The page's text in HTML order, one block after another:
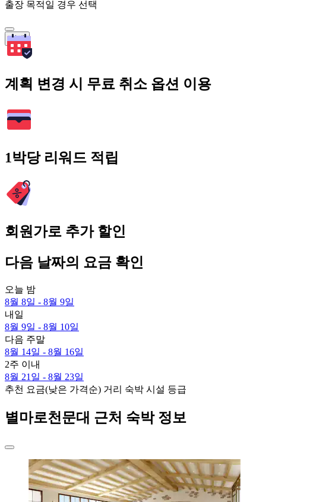
출장 목적일 경우 선택
검색
계획 변경 시 무료 취소 옵션 이용
1박당 리워드 적립
회원가로 추가 할인
다음 날짜의 요금 확인
오늘 밤
8월 8일 - 8월 9일
내일
8월 9일 - 8월 10일
다음 주말
8월 14일 - 8월 16일
2주 이내
8월 21일 - 8월 23일
추천 요금(낮은 가격순) 거리 숙박 시설 등급
별마로천문대 근처 숙박 정보